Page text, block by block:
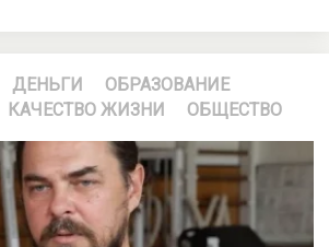
ДЕНЬГИ
ОБРАЗОВАНИЕ
КАЧЕСТВО ЖИЗНИ ОБЩЕСТВО